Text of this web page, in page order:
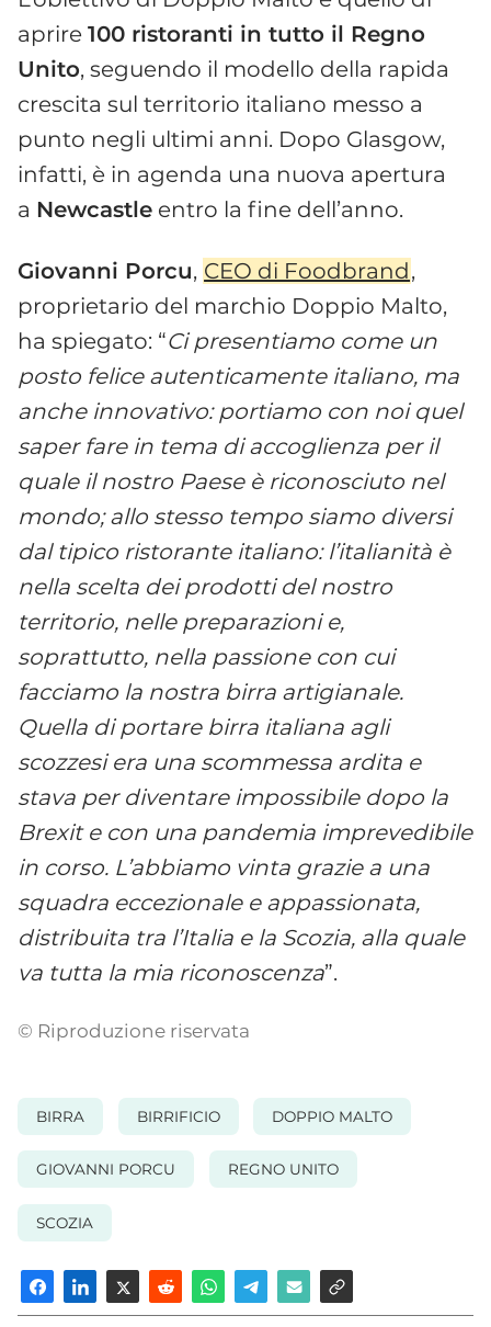
aprire 100 ristoranti in tutto il Regno
Unito, seguendo il modello della rapida
crescita sul territorio italiano messo a
punto negli ultimi anni. Dopo Glasgow,
infatti, è in agenda una nuova apertura
a Newcastle entro la fine dell’anno.
Giovanni Porcu, CEO di Foodbrand,
proprietario del marchio Doppio Malto,
ha spiegato: “Ci presentiamo come un
posto felice autenticamente italiano, ma
anche innovativo: portiamo con noi quel
saper fare in tema di accoglienza per il
quale il nostro Paese è riconosciuto nel
mondo; allo stesso tempo siamo diversi
dal tipico ristorante italiano: l’italianità è
nella scelta dei prodotti del nostro
territorio, nelle preparazioni e,
soprattutto, nella passione con cui
facciamo la nostra birra artigianale.
Quella di portare birra italiana agli
scozzesi era una scommessa ardita e
stava per diventare impossibile dopo la
Brexit e con una pandemia imprevedibile
in corso. L’abbiamo vinta grazie a una
squadra eccezionale e appassionata,
distribuita tra l’Italia e la Scozia, alla quale
va tutta la mia riconoscenza”.
© Riproduzione riservata
BIRRA BIRRIFICIO DOPPIO MALTO
GIOVANNI PORCU REGNO UNITO
SCOZIA